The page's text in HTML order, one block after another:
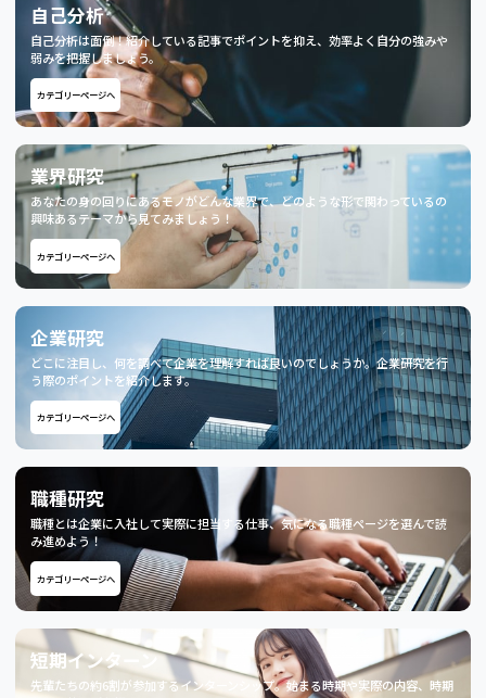
自己分析
自己分析は面倒！紹介している記事でポイントを抑え、効率よく自分の強みや
弱みを把握しましょう。
カテゴリーページへ
業界研究
あなたの身の回りにあるモノがどんな業界で、どのような形で関わっているの
興味あるテーマから見てみましょう！
カテゴリーページへ
企業研究
どこに注目し、何を調べて企業を理解すれば良いのでしょうか。企業研究を行
う際のポイントを紹介します。
カテゴリーページへ
職種研究
職種とは企業に入社して実際に担当する仕事、気になる職種ページを選んで読
み進めよう！
カテゴリーページへ
短期インターン
先輩たちの約6割が参加するインターンシップ。始まる時期や実際の内容、時期